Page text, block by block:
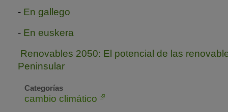
- En gallego
- En euskera
Renovables 2050: El potencial de las
Peninsular
Categorías
cambio climático